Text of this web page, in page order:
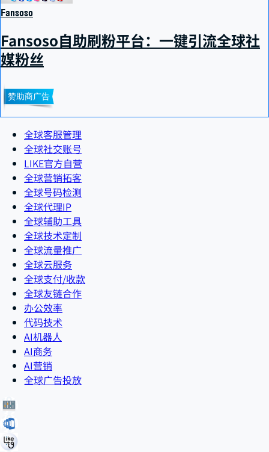
Fansoso
Fansoso自助刷粉平台：一键引流全球社
媒粉丝
全球客服管理
全球社交账号
LIKE官方自营
全球营销拓客
全球号码检测
全球代理IP
全球辅助工具
全球技术定制
全球流量推广
全球云服务
全球支付/收款
全球友链合作
办公效率
代码技术
AI机器人
AI商务
AI营销
全球广告投放